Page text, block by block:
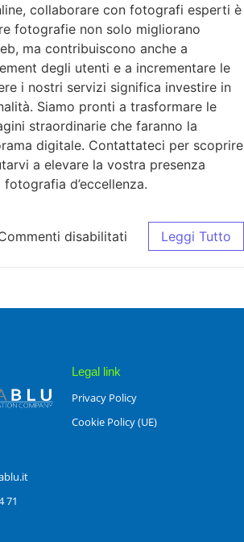
collaborare con fotografi esperti è
fotografie non solo migliorano
ma contribuiscono anche a
degli utenti e a incrementare le
i nostri servizi significa investire in
Siamo pronti a trasformare le
straordinarie che faranno la
digitale. Contattateci per scoprire
a elevare la vostra presenza
d’eccellenza.
disabilitati Leggi Tutto
Legal link
Privacy Policy
Cookie Policy (UE)
71